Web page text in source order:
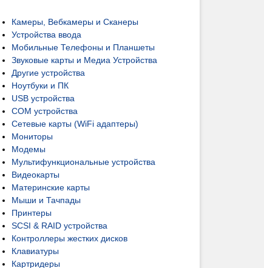
Камеры, Вебкамеры и Сканеры
Устройства ввода
Мобильные Телефоны и Планшеты
Звуковые карты и Медиа Устройства
Другие устройства
Ноутбуки и ПК
USB устройства
COM устройства
Сетевые карты (WiFi адаптеры)
Мониторы
Модемы
Мультифункциональные устройства
Видеокарты
Материнские карты
Мыши и Тачпады
Принтеры
SCSI & RAID устройства
Контроллеры жестких дисков
Клавиатуры
Картридеры